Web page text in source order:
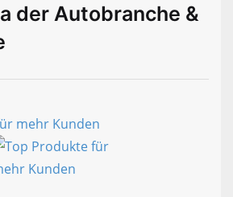
der Autobranche &